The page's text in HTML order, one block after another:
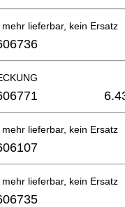
mehr lieferbar, kein Ersatz
mehr lieferbar, kein Ersatz
mehr lieferbar, kein Ersatz